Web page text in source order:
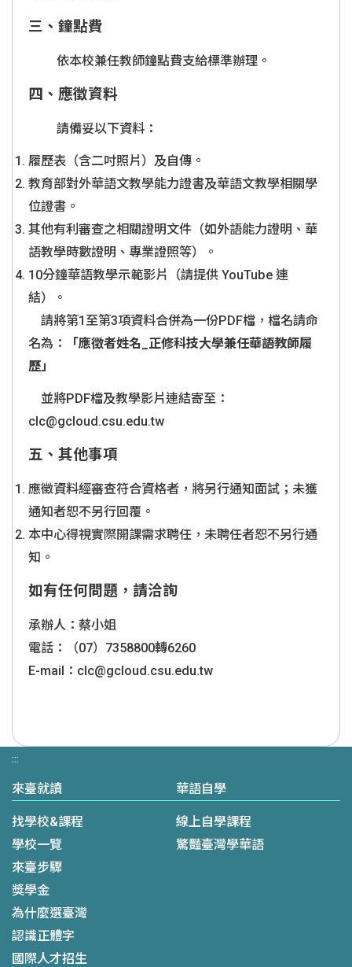
三、鐘點費
依本校兼任教師鐘點費支給標準辦理。
四、應徵資料
請備妥以下資料：
履歷表（含二吋照片）及自傳。
教育部對外華語文教學能力證書及華語文教學相關學
位證書。
其他有利審查之相關證明文件（如外語能力證明、華
語教學時數證明、專業證照等）。
10分鐘華語教學示範影片（請提供 YouTube 連
結）。
請將第1至第3項資料合併為一份PDF檔，檔名請命
名為：
「應徵者姓名
正修科技大學兼任華語教師履
歷」
並將PDF檔及教學影片連結寄至：
clc@gcloud.csu.edu.tw
五、其他事項
應徵資料經審查符合資格者，將另行通知面試；未獲
通知者恕不另行回覆。
本中心得視實際開課需求聘任，未聘任者恕不另行通
知。
如有任何問題，請洽詢
承辦人：蔡小姐
電話：（07）7358800轉6260
E-mail：clc@gcloud.csu.edu.tw
:::
來臺就讀
找學校&課程
學校一覽
來臺步驟
獎學金
為什麼選臺灣
認識正體字
國際人才招生
華語自學
線上自學課程
驚豔臺灣學華語